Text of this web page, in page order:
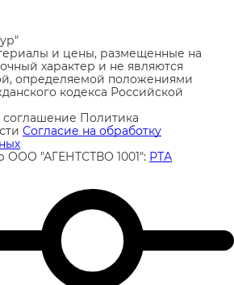
и цены, размещенные на
характер и не являются
определяемой положениями
кодекса Российской
соглашение Политика
Согласие на обработку
ООО "АГЕНТСТВО 1001": РТА